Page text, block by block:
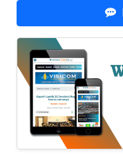
SULTENG
WN
SULBAR
WN